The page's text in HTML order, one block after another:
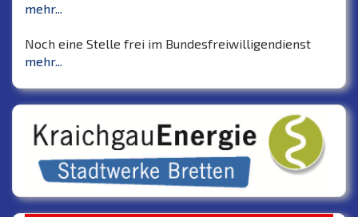
mehr...
Noch eine Stelle frei im Bundesfreiwilligendienst
mehr...